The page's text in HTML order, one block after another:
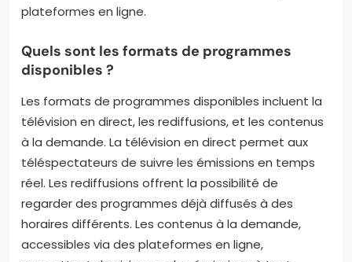
plateformes en ligne.
Quels sont les formats de programmes
disponibles ?
Les formats de programmes disponibles incluent la
télévision en direct, les rediffusions, et les contenus
à la demande. La télévision en direct permet aux
téléspectateurs de suivre les émissions en temps
réel. Les rediffusions offrent la possibilité de
regarder des programmes déjà diffusés à des
horaires différents. Les contenus à la demande,
accessibles via des plateformes en ligne,